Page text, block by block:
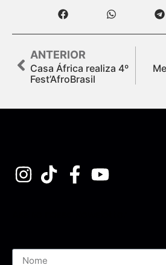
ANTERIOR
Casa África realiza 4º
Fest’AfroBrasil